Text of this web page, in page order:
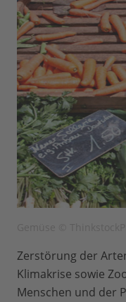
Zerstörung der
Klimakrise sowie
Menschen und der